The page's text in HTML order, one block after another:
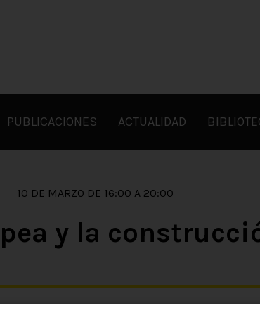
PUBLICACIONES ACTUALIDAD
10 DE MARZO DE 16:00 A 20:00
y la